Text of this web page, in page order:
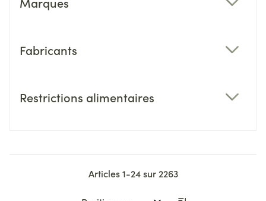
Fabricants
Restrictions alimentaires
Articles1-24sur 2263